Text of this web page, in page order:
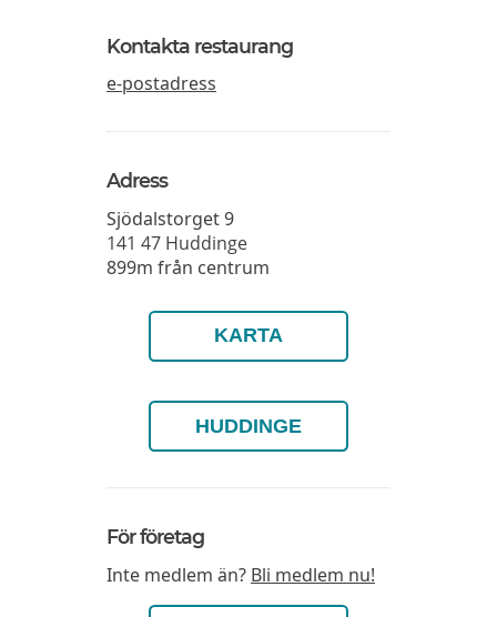
Kontakta restaurang
e-postadress
Adress
Sjödalstorget 9
141 47 Huddinge
899m från centrum
KARTA
HUDDINGE
För företag
Inte medlem än? Bli medlem nu!